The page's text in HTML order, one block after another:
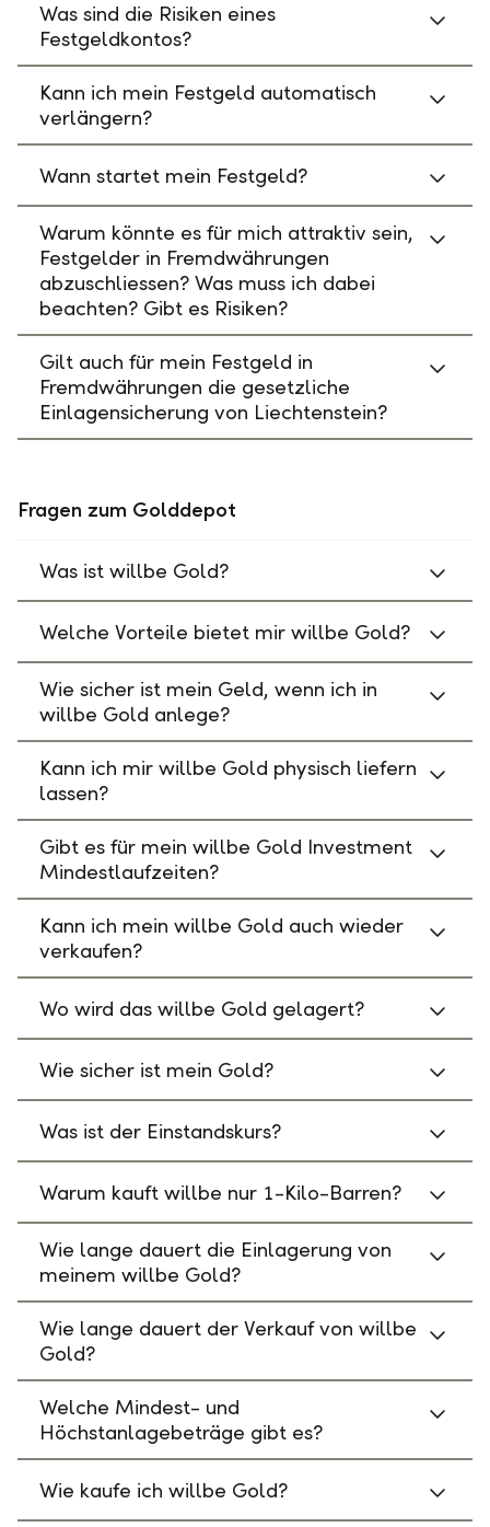
Was sind die Risiken eines
Festgeldkontos?
Kann ich mein Festgeld automatisch
verlängern?
Wann startet mein Festgeld?
Warum könnte es für mich attraktiv sein,
Festgelder in Fremdwährungen
abzuschliessen? Was muss ich dabei
beachten? Gibt es Risiken?
Gilt auch für mein Festgeld in
Fremdwährungen die gesetzliche
Einlagensicherung von Liechtenstein?
Fragen zum Golddepot
Was ist willbe Gold?
Welche Vorteile bietet mir willbe Gold?
Wie sicher ist mein Geld, wenn ich in
willbe Gold anlege?
Kann ich mir willbe Gold physisch liefern
lassen?
Gibt es für mein willbe Gold Investment
Mindestlaufzeiten?
Kann ich mein willbe Gold auch wieder
verkaufen?
Wo wird das willbe Gold gelagert?
Wie sicher ist mein Gold?
Was ist der Einstandskurs?
Warum kauft willbe nur 1-Kilo-Barren?
Wie lange dauert die Einlagerung von
meinem willbe Gold?
Wie lange dauert der Verkauf von willbe
Gold?
Welche Mindest- und
Höchstanlagebeträge gibt es?
Wie kaufe ich willbe Gold?